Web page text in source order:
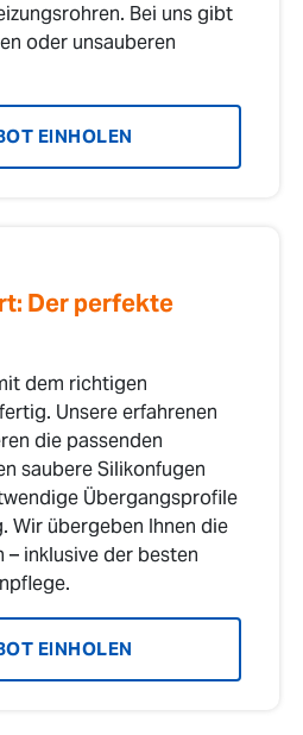
Bei uns gibt
oder unsauberen
EINHOLEN
Der perfekte
dem richtigen
Unsere erfahrenen
die passenden
saubere Silikonfugen
Übergangsprofile
Wir übergeben Ihnen die
– inklusive der besten
EINHOLEN